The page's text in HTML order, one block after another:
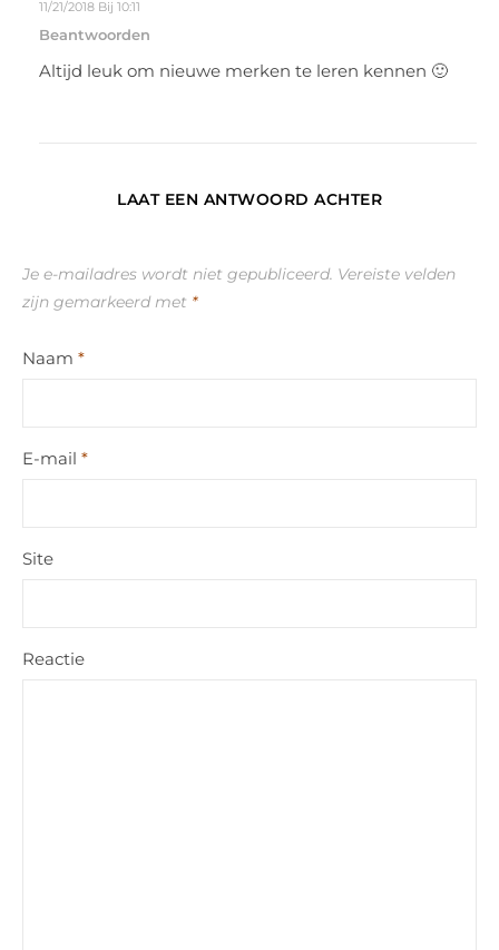
11/21/2018 Bij 10:11
Beantwoorden
Altijd leuk om nieuwe merken te leren kennen 🙂
LAAT EEN ANTWOORD ACHTER
Je e-mailadres wordt niet gepubliceerd. Vereiste velden
zijn gemarkeerd met *
Naam *
E-mail *
Site
Reactie